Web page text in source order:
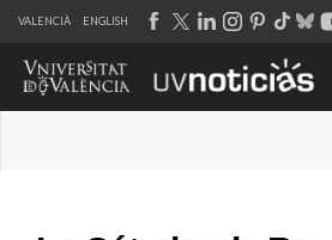
VALENCIÀ ENGLISH